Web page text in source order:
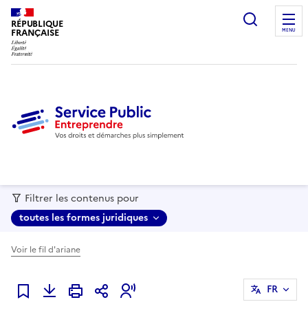
RÉPUBLIQUE
FRANÇAISE MENU
Filtrer les contenus pour
toutes les formes juridiques
Voir le fil d'ariane
Ajouter à mes favoris
FR